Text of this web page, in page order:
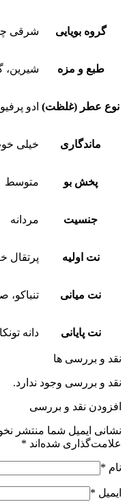
گروه بویایی شرقی
طبع و مزه شیرین،
نوع عطر (غلظت) ادو پرفیوم (10 تا
ماندگاری خیلی
پخش بو متوسط
جنسیت مردانه
نت اولیه پرتقال
نت میانی تنباکو،
نت پایانی دانه
نقد و بررسی ها
نقد و بررسی وجود ندارد.
افزودن نقد و بررسی
نشانی ایمیل شما منتشر
علامت‌گذاری شده‌اند *
نام *
ایمیل *